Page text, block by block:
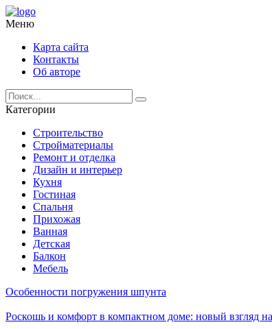
Меню
Карта сайта
Контакты
Об авторе
Категории
Строительство
Стройматериалы
Ремонт и отделка
Дизайн и интерьер
Кухня
Гостиная
Спальня
Прихожая
Ванная
Детская
Балкон
Мебель
Особенности погружения шпунта
Роскошь и комфорт в компактном доме: новый взгляд